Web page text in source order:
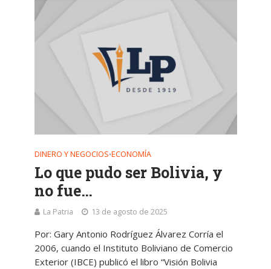
DINERO Y NEGOCIOS•ECONOMÍA
Lo que pudo ser Bolivia, y
no fue…
La Patria 13 de agosto de 2025
Por: Gary Antonio Rodríguez Álvarez Corría el
2006, cuando el Instituto Boliviano de Comercio
Exterior (IBCE) publicó el libro “Visión Bolivia